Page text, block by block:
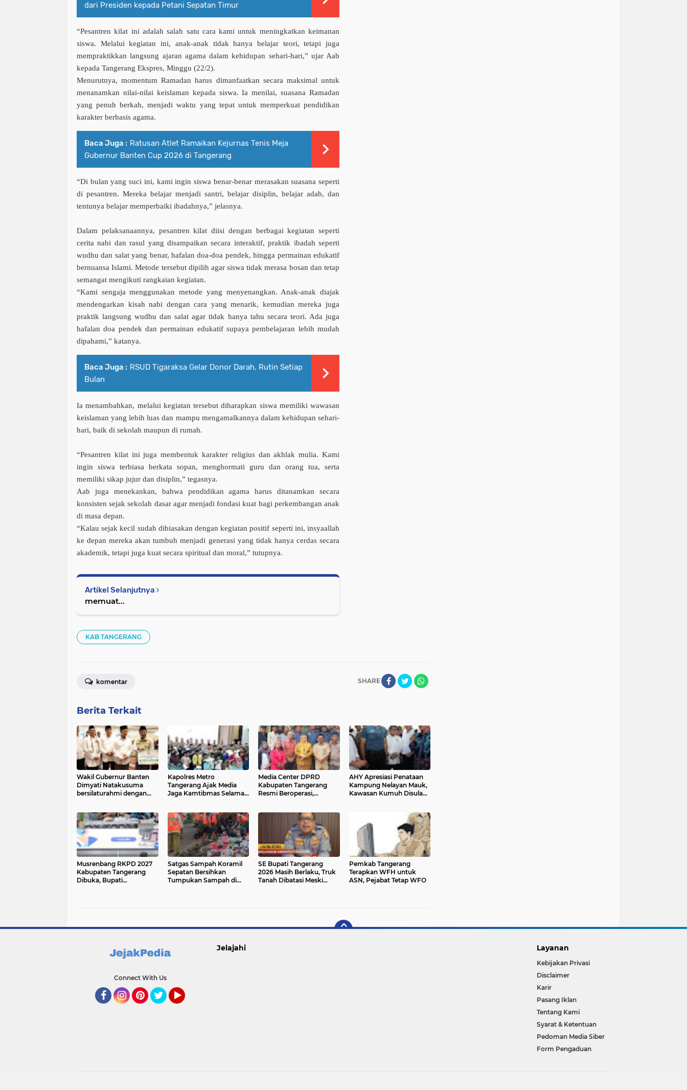
dari Presiden kepada Petani Sepatan Timur
“Pesantren kilat ini adalah salah satu cara kami untuk meningkat­kan ke­imanan
siswa. Melalui ke­giatan ini, anak-anak tidak ha­nya belajar teori, tetapi juga
mempraktikkan langsung ajaran agama dalam kehidupan sehari-hari,” ujar Aab
kepada Tangerang Ekspres, Minggu (22/2).
Menurutnya, momentum Rama­dan harus dimanfaatkan secara maksimal untuk
menanamkan nilai-nilai keislaman kepada siswa. Ia menilai, suasana Ramadan
yang penuh berkah, menjadi wak­tu yang tepat untuk memper­kuat pendidikan
karakter berbasis agama.
Baca Juga : Ratusan Atlet Ramaikan Kejurnas Tenis Meja
Gubernur Banten Cup 2026 di Tangerang
“Di bulan yang suci ini, kami ingin siswa benar-benar merasa­kan suasana seperti
di pesantren. Mereka belajar menjadi santri, belajar disiplin, belajar adab, dan
tentunya belajar memperbaiki ibadahnya,” jelasnya.
Dalam pelaksanaannya, pesan­tren kilat diisi dengan berbagai kegiatan seperti
cerita nabi dan rasul yang disampaikan secara interaktif, praktik ibadah seperti
wudhu dan salat yang benar, ha­falan doa-doa pendek, hingga permainan edukatif
bernuansa Islami. Metode tersebut dipilih agar siswa tidak merasa bosan dan tetap
semangat mengikuti rangkaian kegiatan.
“Kami sengaja menggunakan metode yang menyenangkan. Anak-anak diajak
mendengarkan kisah nabi dengan cara yang me­narik, kemudian mereka juga
praktik langsung wudhu dan salat agar tidak hanya tahu secara teori. Ada juga
hafalan doa pendek dan permainan edukatif supaya pem­be­lajaran lebih mudah
dipahami,” katanya.
Baca Juga : RSUD Tigaraksa Gelar Donor Darah, Rutin Setiap
Bulan
Ia menambahkan, melalui ke­giatan tersebut diharapkan siswa memiliki wawasan
keislaman yang lebih luas dan mampu meng­amalkannya dalam kehidupan sehari-
hari, baik di sekolah mau­pun di rumah.
“Pesantren kilat ini juga mem­bentuk karakter religius dan akhlak mulia. Kami
ingin siswa terbiasa berkata sopan, menghormati guru dan orang tua, serta
memiliki sikap jujur dan disiplin,” tegasnya.
Aab juga menekankan, bahwa pendidikan agama harus dita­namkan secara
konsisten sejak sekolah dasar agar menjadi fondasi kuat bagi perkembangan anak
di masa depan.
“Kalau sejak kecil sudah di­biasakan dengan kegiatan positif seperti ini, insyaallah
ke depan mereka akan tumbuh menjadi generasi yang tidak hanya cerdas secara
akademik, tetapi juga kuat secara spiritual dan moral,” tu­tupnya.
Artikel Selanjutnya
memuat...
KAB TANGERANG
SHARE
komentar
Berita Terkait
Wakil Gubernur Banten
Dimyati Natakusuma
bersilaturahmi dengan
Kapolres Metro
Tangerang Ajak Media
Jaga Kamtibmas Selama
Media Center DPRD
Kabupaten Tangerang
Resmi Beroperasi,
AHY Apresiasi Penataan
Kampung Nelayan Mauk,
Kawasan Kumuh Disulap
Musrenbang RKPD 2027
Kabupaten Tangerang
Dibuka, Bupati
Satgas Sampah Koramil
Sepatan Bersihkan
Tumpukan Sampah di
SE Bupati Tangerang
2026 Masih Berlaku, Truk
Tanah Dibatasi Meski
Pemkab Tangerang
Terapkan WFH untuk
ASN, Pejabat Tetap WFO
Connect With Us
Jelajahi Layanan
Kebijakan Privasi
Disclaimer
Karir
Pasang Iklan
Tentang Kami
Syarat & Ketentuan
Pedoman Media Siber
Form Pengaduan